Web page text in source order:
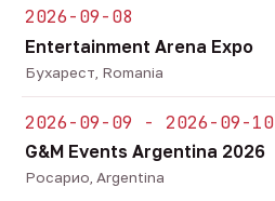
2026-09-08
Entertainment Arena Expo
Бухарест, Romania
2026-09-09 - 2026-09-10
G&M Events Argentina 2026
Росарио, Argentina